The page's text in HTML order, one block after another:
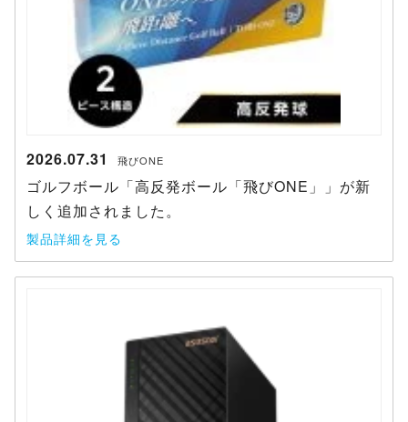
2026.07.31 飛びONE
ゴルフボール「高反発ボール「飛びONE」」が新
しく追加されました。
製品詳細を見る